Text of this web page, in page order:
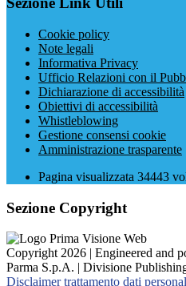
Cookie policy
Note legali
Informativa Privacy
Ufficio Relazioni con il
Dichiarazione di accessibilità
Obiettivi di accessibilità
Whistleblowing
Gestione consensi cookie
Amministrazione trasparente
Pagina visualizzata 34443
Sezione Copyright
Copyright 2026 | Engineered and
Parma S.p.A. | Divisione
Disclaimer trattamento dati